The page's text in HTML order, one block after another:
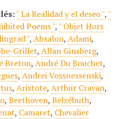
" La Realidad y el deseo ", "
Poems ", " Objet Hors
", Absalon, Adami,
Grillet, Allan Ginsberg,
Breton, André Du Bouchet,
, Andrei Vossnessenski,
, Aristote, Arthur Cravan,
, Beethoven, Belzébuth,
, Camaret, Chevalier